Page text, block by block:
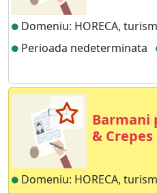
Domeniu: HORECA, turism
Perioada nedeterminata
Barmani
& Crepes
Domeniu: HORECA, turism